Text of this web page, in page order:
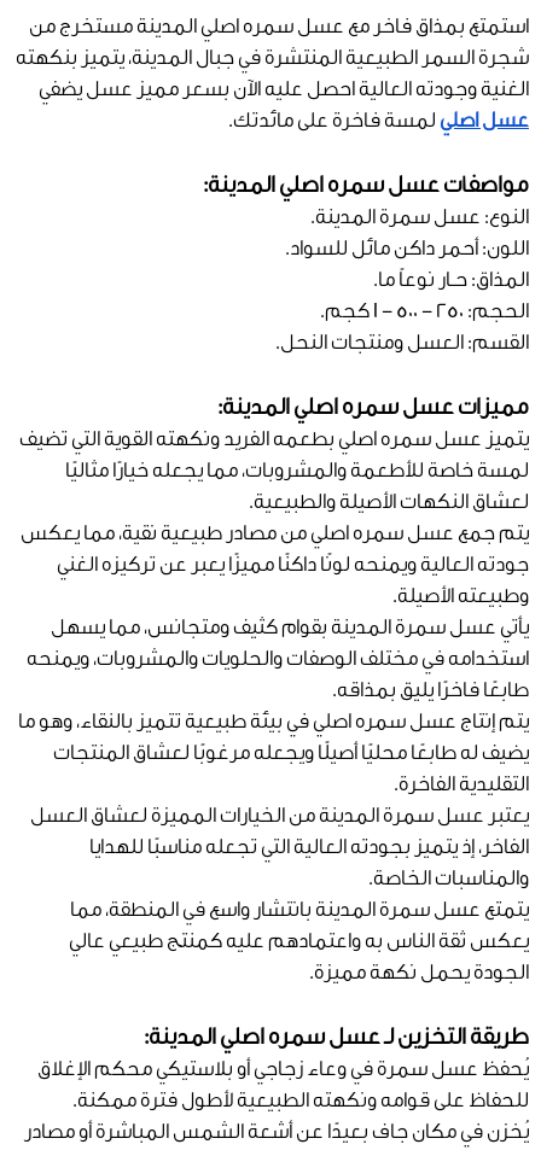
استمتع بمذاق فاخر مع عسل سمره اصلي المدينة مستخرج من
شجرة السمر الطبيعية المنتشرة في جبال المدينة، يتميز بنكهته
الغنية وجودته العالية احصل عليه الآن بسعر مميز عسل يضفي
عسل اصلي لمسة فاخرة على مائدتك.
مواصفات عسل سمره اصلي المدينة:
النوع: عسل سمرة المدينة.
اللون: أحمر داكن مائل للسواد.
المذاق: حـار نوعاً ما.
الحجم: 250 - 500 - 1 كجم.
القسم: العسل ومنتجات النحل.
مميزات عسل سمره اصلي المدينة:
يتميز عسل سمره اصلي بطعمه الفريد ونكهته القوية التي تضيف
لمسة خاصة للأطعمة والمشروبات، مما يجعله خيارًا مثاليًا
لعشاق النكهات الأصيلة والطبيعية.
يتم جمع عسل سمره اصلي من مصادر طبيعية نقية، مما يعكس
جودته العالية ويمنحه لونًا داكنًا مميزًا يعبر عن تركيزه الغني
وطبيعته الأصيلة.
يأتي عسل سمرة المدينة بقوام كثيف ومتجانس، مما يسهل
استخدامه في مختلف الوصفات والحلويات والمشروبات، ويمنحه
طابعًا فاخرًا يليق بمذاقه.
يتم إنتاج عسل سمره اصلي في بيئة طبيعية تتميز بالنقاء، وهو ما
يضيف له طابعًا محليًا أصيلًا ويجعله مرغوبًا لعشاق المنتجات
التقليدية الفاخرة.
يعتبر عسل سمرة المدينة من الخيارات المميزة لعشاق العسل
الفاخر، إذ يتميز بجودته العالية التي تجعله مناسبًا للهدايا
والمناسبات الخاصة.
يتمتع عسل سمرة المدينة بانتشار واسع في المنطقة، مما
يعكس ثقة الناس به واعتمادهم عليه كمنتج طبيعي عالي
الجودة يحمل نكهة مميزة.
طريقة التخزين لـ عسل سمره اصلي المدينة:
يُحفظ عسل سمرة في وعاء زجاجي أو بلاستيكي محكم الإغلاق
للحفاظ على قوامه ونكهته الطبيعية لأطول فترة ممكنة.
يُخزن في مكان جاف بعيدًا عن أشعة الشمس المباشرة أو مصادر